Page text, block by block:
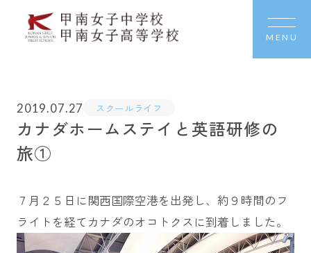
MENU
2019.07.27 スクールライフ
カナダホームステイと英語研修の
旅①
７月２５日に関西国際空港を出発し、約９時間のフ
ライトを経てカナダのオコトクスに到着しました。